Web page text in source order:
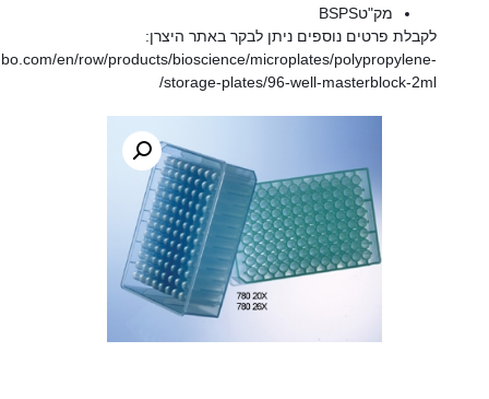
פרטים נוספים ניתן לבקר באתר היצרן:
https://shop.gbo.com/en/row/products/bioscience/microplates/
storage-plates/96-well-